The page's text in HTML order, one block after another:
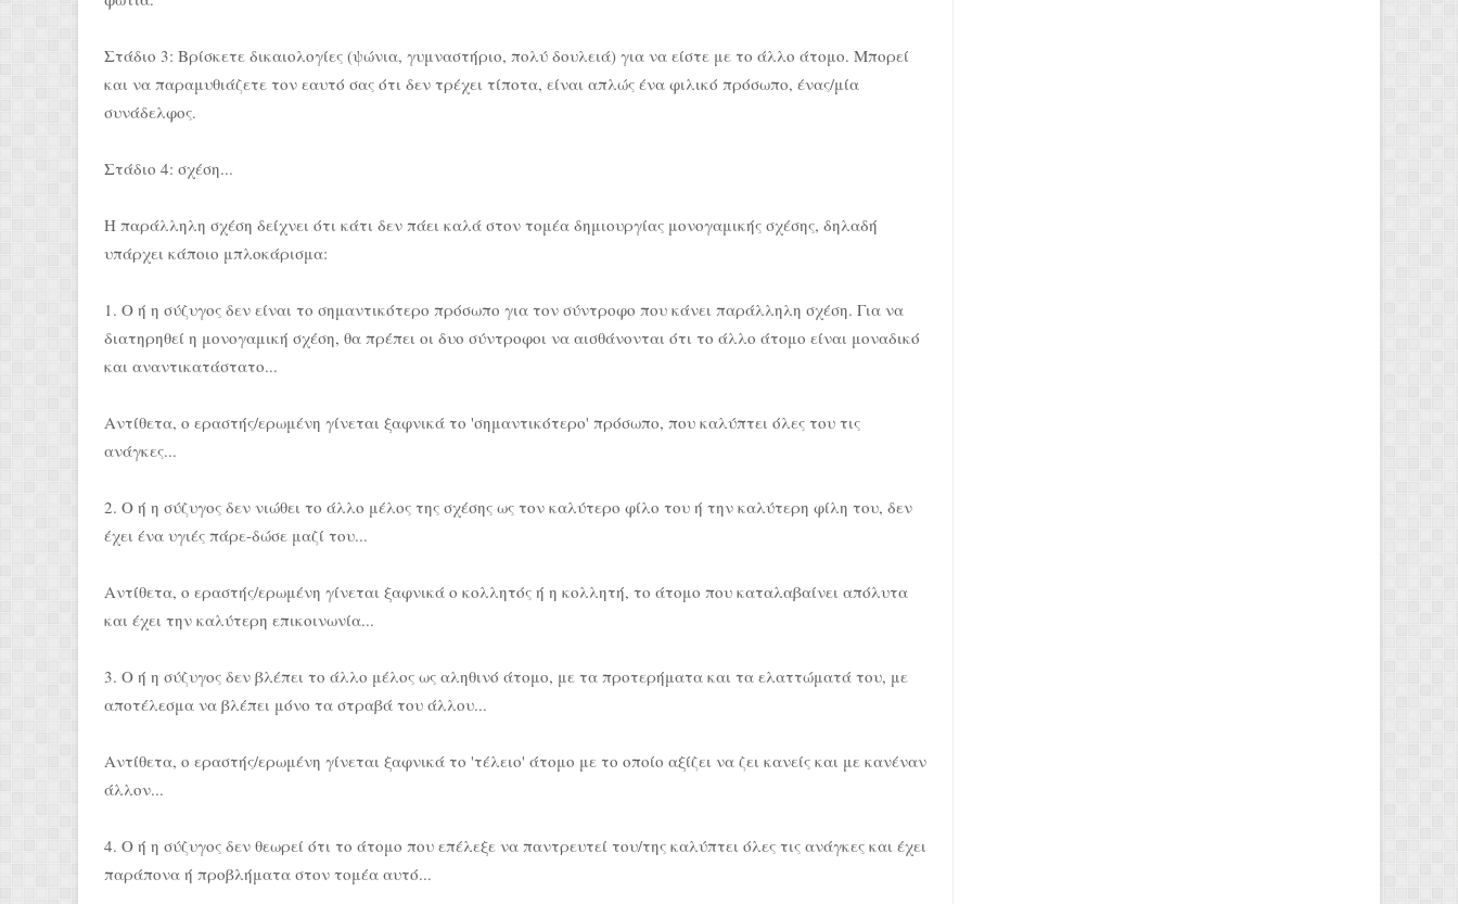
Στάδιο 3: Βρίσκετε δικαιολογίες (ψώνια, γυμναστήριο, πολύ δουλειά) για να είστε με το άλλο άτομο. Μπορεί
και να παραμυθιάζετε τον εαυτό σας ότι δεν τρέχει τίποτα, είναι απλώς ένα φιλικό πρόσωπο, ένας/μία
συνάδελφος.
Στάδιο 4: σχέση...
Η παράλληλη σχέση δείχνει ότι κάτι δεν πάει καλά στον τομέα δημιουργίας μονογαμικής σχέσης, δηλαδή
υπάρχει κάποιο μπλοκάρισμα:
1. Ο ή η σύζυγος δεν είναι το σημαντικότερο πρόσωπο για τον σύντροφο που κάνει παράλληλη σχέση. Για να
διατηρηθεί η μονογαμική σχέση, θα πρέπει οι δυο σύντροφοι να αισθάνονται ότι το άλλο άτομο είναι μοναδικό
και αναντικατάστατο...
Αντίθετα, ο εραστής/ερωμένη γίνεται ξαφνικά το 'σημαντικότερο' πρόσωπο, που καλύπτει όλες του τις
ανάγκες...
2. Ο ή η σύζυγος δεν νιώθει το άλλο μέλος της σχέσης ως τον καλύτερο φίλο του ή την καλύτερη φίλη του, δεν
έχει ένα υγιές πάρε-δώσε μαζί του...
Αντίθετα, ο εραστής/ερωμένη γίνεται ξαφνικά ο κολλητός ή η κολλητή, το άτομο που καταλαβαίνει απόλυτα
και έχει την καλύτερη επικοινωνία...
3. Ο ή η σύζυγος δεν βλέπει το άλλο μέλος ως αληθινό άτομο, με τα προτερήματα και τα ελαττώματά του, με
αποτέλεσμα να βλέπει μόνο τα στραβά του άλλου...
Αντίθετα, ο εραστής/ερωμένη γίνεται ξαφνικά το 'τέλειο' άτομο με το οποίο αξίζει να ζει κανείς και με κανέναν
άλλον...
4. Ο ή η σύζυγος δεν θεωρεί ότι το άτομο που επέλεξε να παντρευτεί του/της καλύπτει όλες τις ανάγκες και έχει
παράπονα ή προβλήματα στον τομέα αυτό...